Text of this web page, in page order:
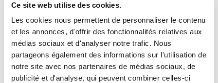
Ce site web utilise des cookies.
Les cookies nous permettent de personnaliser le contenu
et les annonces, d'offrir des fonctionnalités relatives aux
médias sociaux et d'analyser notre trafic. Nous
partageons également des informations sur l'utilisation de
notre site avec nos partenaires de médias sociaux, de
publicité et d'analyse, qui peuvent combiner celles-ci
Réactivité :
Nous réagissons rapidement pour limiter
les dommages et préserver la valeur des biens,
minimisant ainsi les perturbations pour vos
copropriétaires.
Solutions complètes :Nous offrons des solutions
complètes pour gérer tous types de sinistres, en